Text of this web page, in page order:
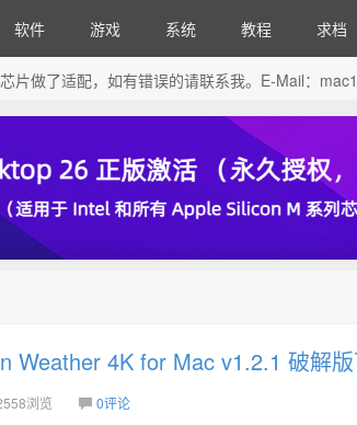
软件 游戏 系统 教程 求档
做了适配，如有错误的请联系我。E-Mail：
Weather 4K for Mac v1.2.1 破解
浏览 0评论